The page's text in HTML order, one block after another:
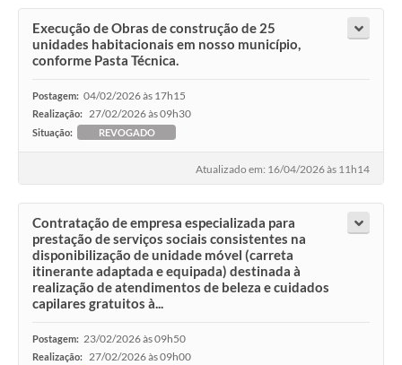
Execução de Obras de construção de 25
unidades habitacionais em nosso município,
conforme Pasta Técnica.
Postagem: 04/02/2026 às 17h15
Realização: 27/02/2026 às 09h30
Situação: REVOGADO
Atualizado em: 16/04/2026 às 11h14
Contratação de empresa especializada para
prestação de serviços sociais consistentes na
disponibilização de unidade móvel (carreta
itinerante adaptada e equipada) destinada à
realização de atendimentos de beleza e cuidados
capilares gratuitos à...
Postagem: 23/02/2026 às 09h50
Realização: 27/02/2026 às 09h00